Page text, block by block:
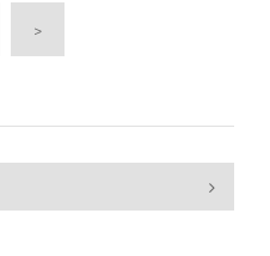
>